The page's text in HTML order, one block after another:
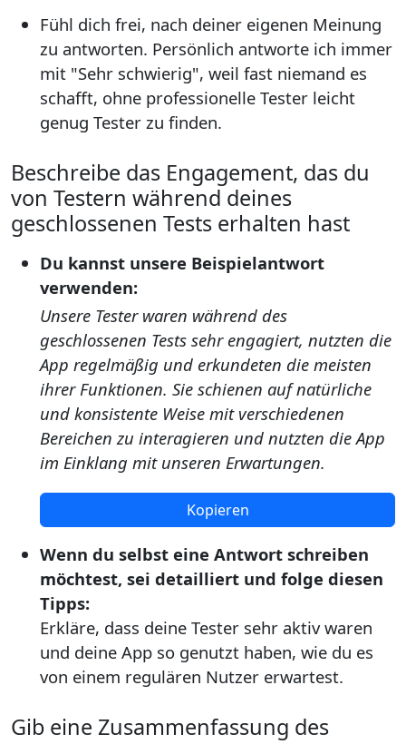
Fühl dich frei, nach deiner eigenen Meinung
zu antworten. Persönlich antworte ich immer
mit "Sehr schwierig", weil fast niemand es
schafft, ohne professionelle Tester leicht
genug Tester zu finden.
Beschreibe das Engagement, das du
von Testern während deines
geschlossenen Tests erhalten hast
Du kannst unsere Beispielantwort
verwenden:
Unsere Tester waren während des
geschlossenen Tests sehr engagiert, nutzten die
App regelmäßig und erkundeten die meisten
ihrer Funktionen. Sie schienen auf natürliche
und konsistente Weise mit verschiedenen
Bereichen zu interagieren und nutzten die App
im Einklang mit unseren Erwartungen.
Kopieren
Wenn du selbst eine Antwort schreiben
möchtest, sei detailliert und folge diesen
Tipps:
Erkläre, dass deine Tester sehr aktiv waren
und deine App so genutzt haben, wie du es
von einem regulären Nutzer erwartest.
Gib eine Zusammenfassung des